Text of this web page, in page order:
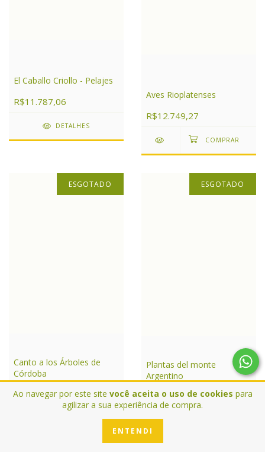
Ao navegar por este site você aceita o uso de cookies para
agilizar a sua experiência de compra.
ENTENDI
El Caballo Criollo - Pelajes
R$11.787,06
DETALHES
Aves Rioplatenses
R$12.749,27
ESGOTADO
Canto a los Árboles de
Córdoba
R$6.254,36
ESGOTADO
Plantas del monte
Argentino
R$14.433,14